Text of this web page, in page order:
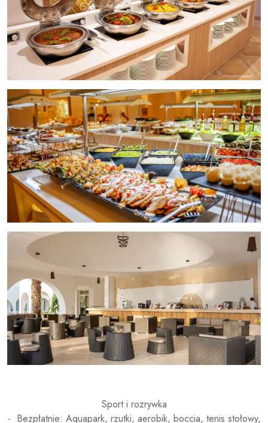
Sport i rozrywka
- Bezpłatnie: Aquapark, rzutki, aerobik, boccia, tenis stołowy,